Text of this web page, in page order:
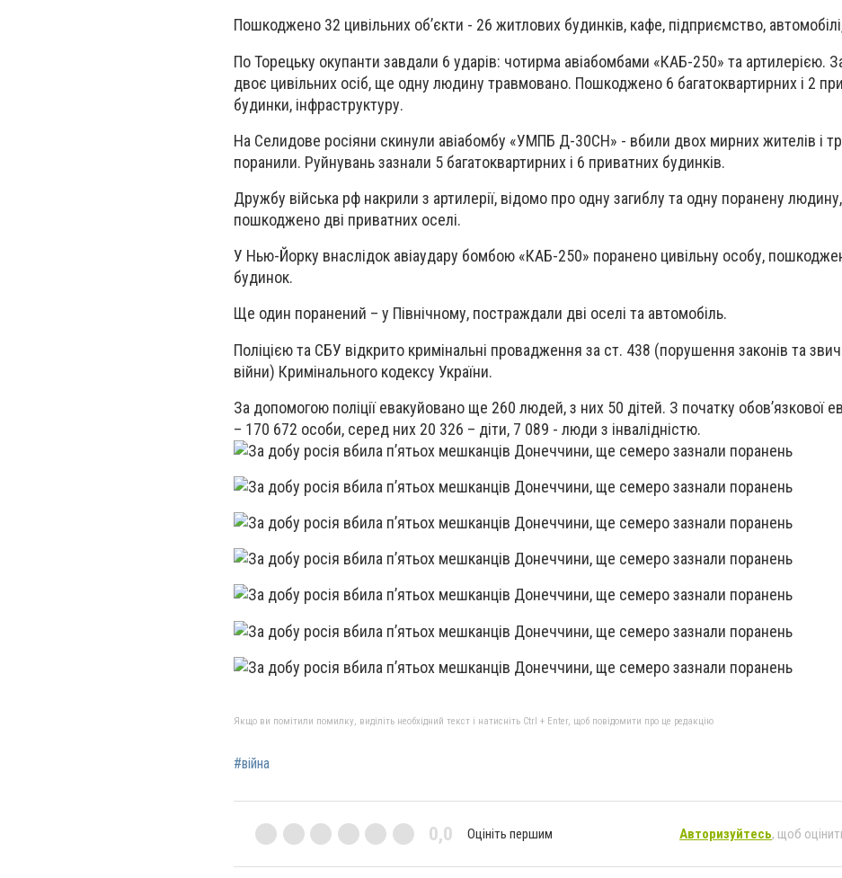
Пошкоджено 32 цивільних об’єкти - 26 житлових будинків, кафе, підприємство,
По Торецьку окупанти завдали 6 ударів: чотирма авіабомбами «КАБ-250» та артилерією.
двоє цивільних осіб, ще одну людину травмовано. Пошкоджено 6 багатоквартирних і 2
будинки, інфраструктуру.
На Селидове росіяни скинули авіабомбу «УМПБ Д-30СН» - вбили двох мирних жителів і
поранили. Руйнувань зазнали 5 багатоквартирних і 6 приватних будинків.
Дружбу війська рф накрили з артилерії, відомо про одну загиблу та одну поранену людину,
пошкоджено дві приватних оселі.
У Нью-Йорку внаслідок авіаудару бомбою «КАБ-250» поранено цивільну особу,
будинок.
Ще один поранений – у Північному, постраждали дві оселі та автомобіль.
Поліцією та СБУ відкрито кримінальні провадження за ст. 438 (порушення законів та
війни) Кримінального кодексу України.
За допомогою поліції евакуйовано ще 260 людей, з них 50 дітей. З початку обов’язкової
– 170 672 особи, серед них 20 326 – діти, 7 089 - люди з інвалідністю.
Якщо ви помітили помилку, виділіть необхідний текст і натисніть Ctrl + Enter, щоб повідомити про це редакцію
#війна
0,0 Оцініть першим Авторизуйтесь, щоб